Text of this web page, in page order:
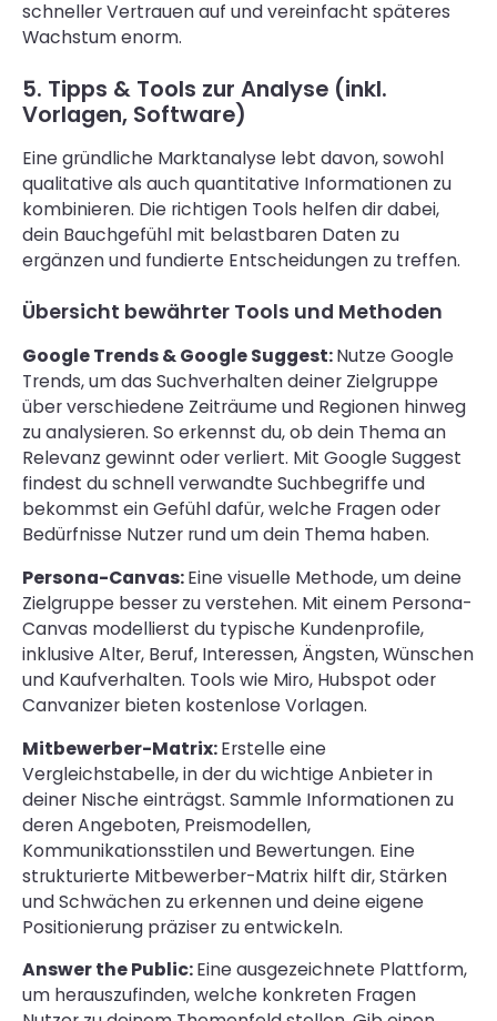
schneller Vertrauen auf und vereinfacht späteres
Wachstum enorm.
5. Tipps & Tools zur Analyse (inkl.
Vorlagen, Software)
Eine gründliche Marktanalyse lebt davon, sowohl
qualitative als auch quantitative Informationen zu
kombinieren. Die richtigen Tools helfen dir dabei,
dein Bauchgefühl mit belastbaren Daten zu
ergänzen und fundierte Entscheidungen zu treffen.
Übersicht bewährter Tools und Methoden
Google Trends & Google Suggest:Nutze Google
Trends, um das Suchverhalten deiner Zielgruppe
über verschiedene Zeiträume und Regionen hinweg
zu analysieren. So erkennst du, ob dein Thema an
Relevanz gewinnt oder verliert. Mit Google Suggest
findest du schnell verwandte Suchbegriffe und
bekommst ein Gefühl dafür, welche Fragen oder
Bedürfnisse Nutzer rund um dein Thema haben.
Persona-Canvas:Eine visuelle Methode, um deine
Zielgruppe besser zu verstehen. Mit einem Persona-
Canvas modellierst du typische Kundenprofile,
inklusive Alter, Beruf, Interessen, Ängsten, Wünschen
und Kaufverhalten. Tools wie Miro, Hubspot oder
Canvanizer bieten kostenlose Vorlagen.
Mitbewerber-Matrix:Erstelle eine
Vergleichstabelle, in der du wichtige Anbieter in
deiner Nische einträgst. Sammle Informationen zu
deren Angeboten, Preismodellen,
Kommunikationsstilen und Bewertungen. Eine
strukturierte Mitbewerber-Matrix hilft dir, Stärken
und Schwächen zu erkennen und deine eigene
Positionierung präziser zu entwickeln.
Answer the Public:Eine ausgezeichnete Plattform,
um herauszufinden, welche konkreten Fragen